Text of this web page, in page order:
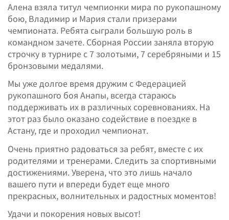
Алена взяла титул чемпионки мира по рукопашному
бою, Владимир и Мария стали призерами
чемпионата. Ребята сыграли большую роль в
командном зачете. Сборная России заняла вторую
строчку в турнире с 7 золотыми, 7 серебряными и 15
бронзовыми медалями.
Мы уже долгое время дружим с Федерацией
рукопашного боя Анапы, всегда стараюсь
поддерживать их в различных соревнованиях. На
этот раз было оказано содействие в поездке в
Астану, где и проходил чемпионат.
Очень приятно радоваться за ребят, вместе с их
родителями и тренерами. Следить за спортивными
достижениями. Уверена, что это лишь начало
вашего пути и впереди будет еще много
прекрасных, волнительных и радостных моментов!
Удачи и покорения новых высот!